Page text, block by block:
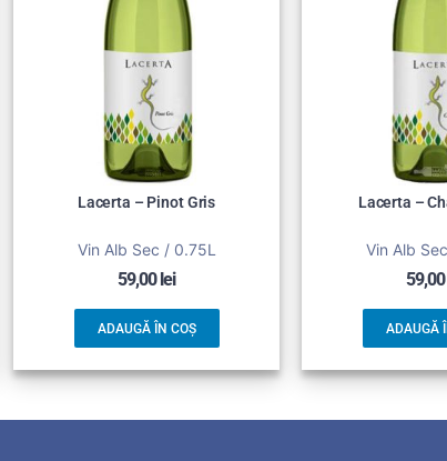
Lacerta – Pinot Gris
Vin Alb Sec / 0.75L
59,00lei
ADAUGĂ ÎN COȘ
Lacerta –
Vin Alb
59,00
ADAUGĂ